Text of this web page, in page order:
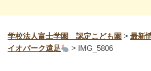
ッ
学校法人富士学園 認定こども園 > 最新
イオパーク遠足
> IMG_5806